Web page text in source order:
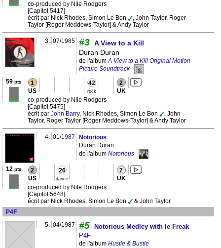
co-produced by Nile Rodgers
[Capitol 5417]
écrit par Nick Rhodes, Simon Le Bon
, John Taylor, Roger
Taylor [Roger Meddows-Taylor] & Andy Taylor
3. 07/1985 #3 A View to a Kill
Duran Duran
de l'albumA View to a Kill Original Motion
Picture Soundtrack
59 pts 1
US
42
rock
2
UK
co-produced by Nile Rodgers
[Capitol 5475]
écrit par John Barry, Nick Rhodes, Simon Le Bon
, John
Taylor, Roger Taylor [Roger Meddows-Taylor] & Andy Taylor
4. 01/1987
Notorious
Duran Duran
de l'album Notorious
12 pts 2
US
26
dance
7
UK
co-produced by Nile Rodgers
[Capitol 5648]
écrit par Nick Rhodes, Simon Le Bon
& John Taylor
P4F
5. 04/1987 #5
Notorious Medley with le Freak
P4F
de l'album Hustle & Bustle